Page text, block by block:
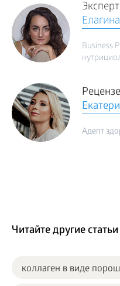
Business
Адепт
Читайте другие
коллаген в виде